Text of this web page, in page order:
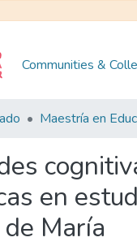
Communities &
en
María